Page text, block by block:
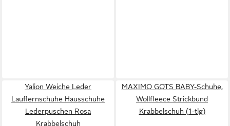
Yalion Weiche Leder
Lauflernschuhe Hausschuhe
Lederpuschen Rosa
Krabbelschuh
MAXIMO GOTS BABY-Schuhe,
Wollfleece Strickbund
Krabbelschuh (1-tlg)